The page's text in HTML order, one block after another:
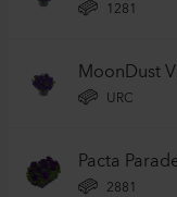
1281
MoonDust
URC
Pacta
2881